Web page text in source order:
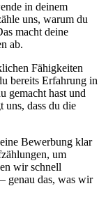
in deinem
uns, warum du
macht deine
ab.
Fähigkeiten
bereits Erfahrung in
gemacht hast und
uns, dass du die
Bewerbung klar
um
wir schnell
genau das, was wir